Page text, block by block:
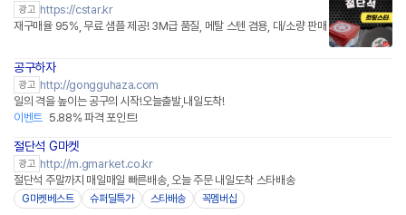
광고 https://cstar.kr
재구매율 95%, 무료 샘플 제공! 3M급 품질, 메탈 스텐 겸용, 대/소량 판매
공구하자
광고 http://gongguhaza.com
일의 격을 높이는 공구의 시작!오늘출발,내일도착!
이벤트 5.88% 파격 포인트!
절단석 G마켓
광고 http://m.gmarket.co.kr
절단석 주말까지 매일매일 빠른배송, 오늘 주문 내일도착 스타배송
G마켓베스트 슈퍼딜특가 스타배송 꼭멤버십